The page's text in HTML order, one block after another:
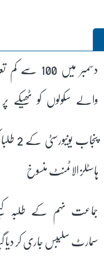
دسمبر میں 100
والے سکولوں کو ٹھیکے
جائیگا
پنجاب
ہاسٹلز الاٹمنٹ منسوخ
جماعت نہم کے طلبہ
سمارٹ سلیبس جاری کر دیا